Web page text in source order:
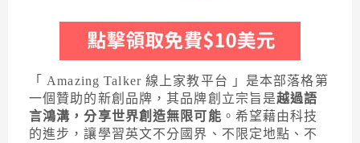
「 Amazing Talker 線上家教平台 」是本部落格第
一個贊助的新創品牌，其品牌創立宗旨是越過語
言鴻溝，分享世界創造無限可能 。希望藉由科技
的進步，讓學習英文不分國界、不限定地點、不